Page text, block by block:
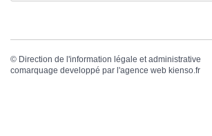
© Direction de l'information légale et administrative
comarquage developpé par l'agence web kienso.fr